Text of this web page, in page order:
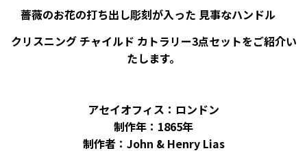
薔薇のお花の打ち出し彫刻が入った 見事なハンドル
クリスニング チャイルド カトラリー3点セットをご紹介い
たします。
アセイオフィス：ロンドン
制作年：1865年
制作者：John & Henry Lias